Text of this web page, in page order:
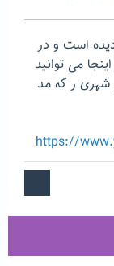
است و در
می توانید
شهری ر که مد
https://